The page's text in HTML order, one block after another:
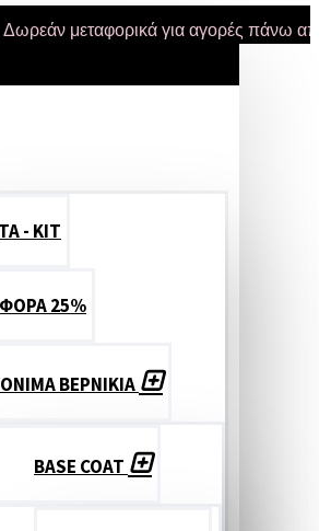
μεταφορικά για αγορές πάνω από 47
- ΚΙΤ
25%
ΒΕΡΝΙΚΙΑ
BASE COAT